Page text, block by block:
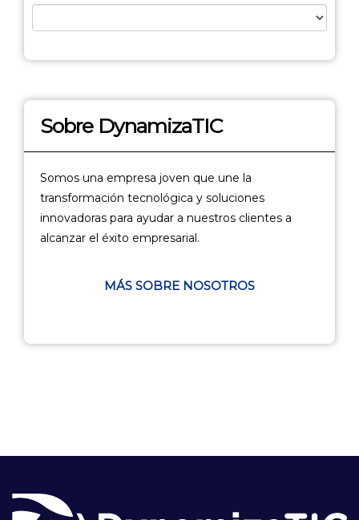
Sobre DynamizaTIC
Somos una empresa joven que une la
transformación tecnológica y soluciones
innovadoras para ayudar a nuestros clientes a
alcanzar el éxito empresarial.
MÁS SOBRE NOSOTROS